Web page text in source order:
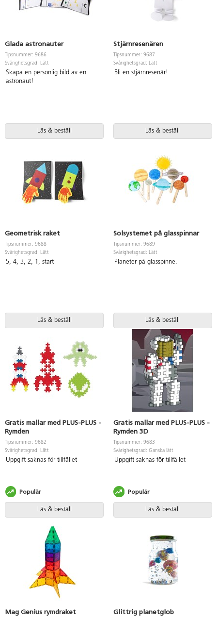
Glada astronauter
Tipsnummer: 9686
Svårighetsgrad: Lätt
Skapa en personlig bild av en
astronaut!
Läs & beställ
Stjärnresenären
Tipsnummer: 9687
Svårighetsgrad: Lätt
Bli en stjärnresenär!
Läs & beställ
Geometrisk raket
Tipsnummer: 9688
Svårighetsgrad: Lätt
5, 4, 3, 2, 1, start!
Läs & beställ
Solsystemet på glasspinnar
Tipsnummer: 9689
Svårighetsgrad: Lätt
Planeter på glasspinne.
Läs & beställ
Gratis mallar med PLUS-PLUS -
Rymden
Tipsnummer: 9682
Svårighetsgrad: Lätt
Uppgift saknas för tillfället
Läs & beställ
Populär
Gratis mallar med PLUS-PLUS -
Rymden 3D
Tipsnummer: 9683
Svårighetsgrad: Ganska lätt
Uppgift saknas för tillfället
Läs & beställ
Populär
Mag Genius rymdraket Glittrig planetglob